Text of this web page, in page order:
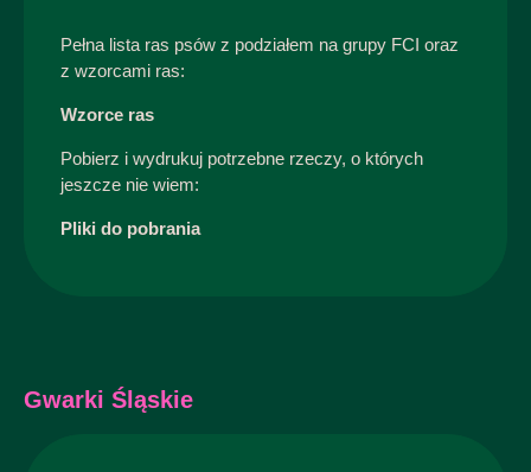
Pełna lista ras psów z podziałem na grupy FCI oraz
z wzorcami ras:
Wzorce ras
Pobierz i wydrukuj potrzebne rzeczy, o których
jeszcze nie wiem:
Pliki do pobrania
Gwarki Śląskie